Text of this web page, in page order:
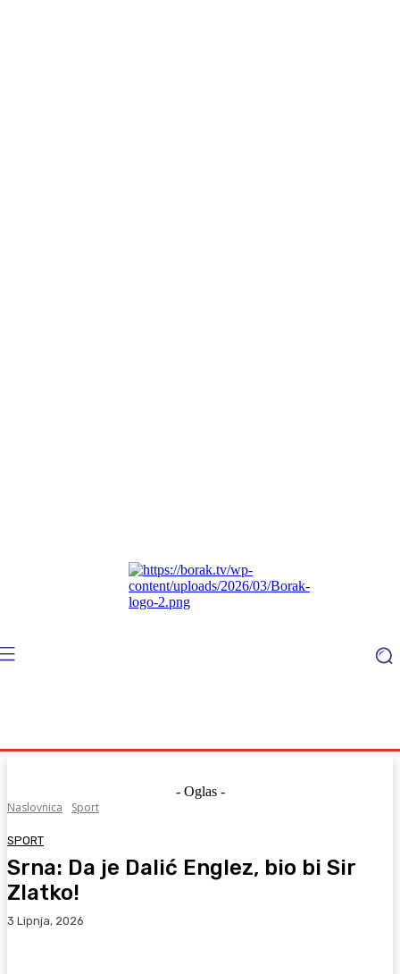
- Oglas -
Naslovnica
Sport
SPORT
Srna: Da je Dalić Englez, bio bi Sir
Zlatko!
3 Lipnja, 2026